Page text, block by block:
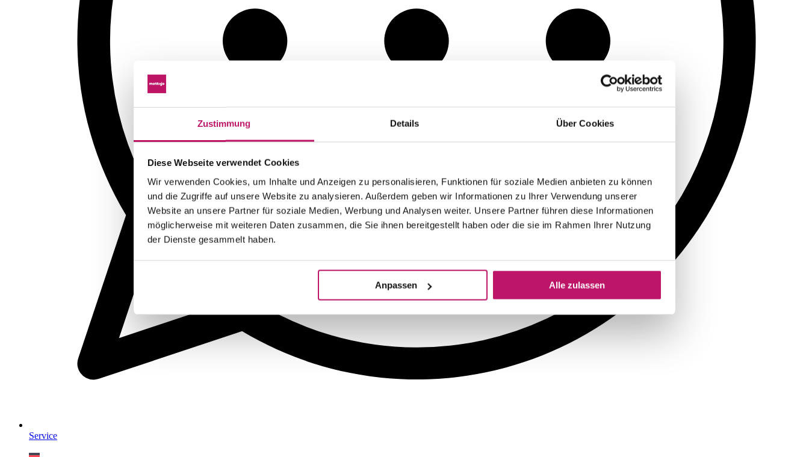
Zustimmung Details Über Cookies
Diese Webseite verwendet Cookies
Wir verwenden Cookies, um Inhalte und Anzeigen zu personalisieren, Funktionen für soziale Medien anbieten zu können
und die Zugriffe auf unsere Website zu analysieren. Außerdem geben wir Informationen zu Ihrer Verwendung unserer
Website an unsere Partner für soziale Medien, Werbung und Analysen weiter. Unsere Partner führen diese Informationen
möglicherweise mit weiteren Daten zusammen, die Sie ihnen bereitgestellt haben oder die sie im Rahmen Ihrer Nutzung
der Dienste gesammelt haben.
Anpassen Alle zulassen
Service